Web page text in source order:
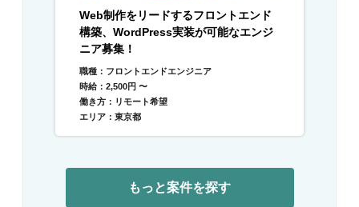
Web制作をリードするフロントエンド
構築、WordPress実装が可能なエンジ
ニア募集！
職種：フロントエンドエンジニア
時給：2,500円 〜
働き方：リモート希望
エリア：東京都
もっと案件を探す